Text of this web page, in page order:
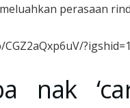
perasaan
nak